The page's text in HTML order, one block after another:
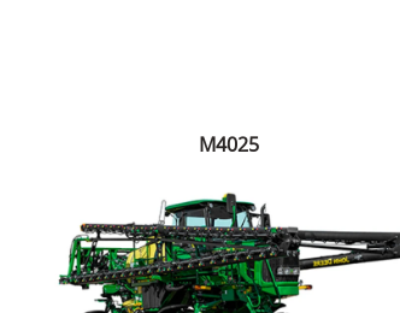
M4025